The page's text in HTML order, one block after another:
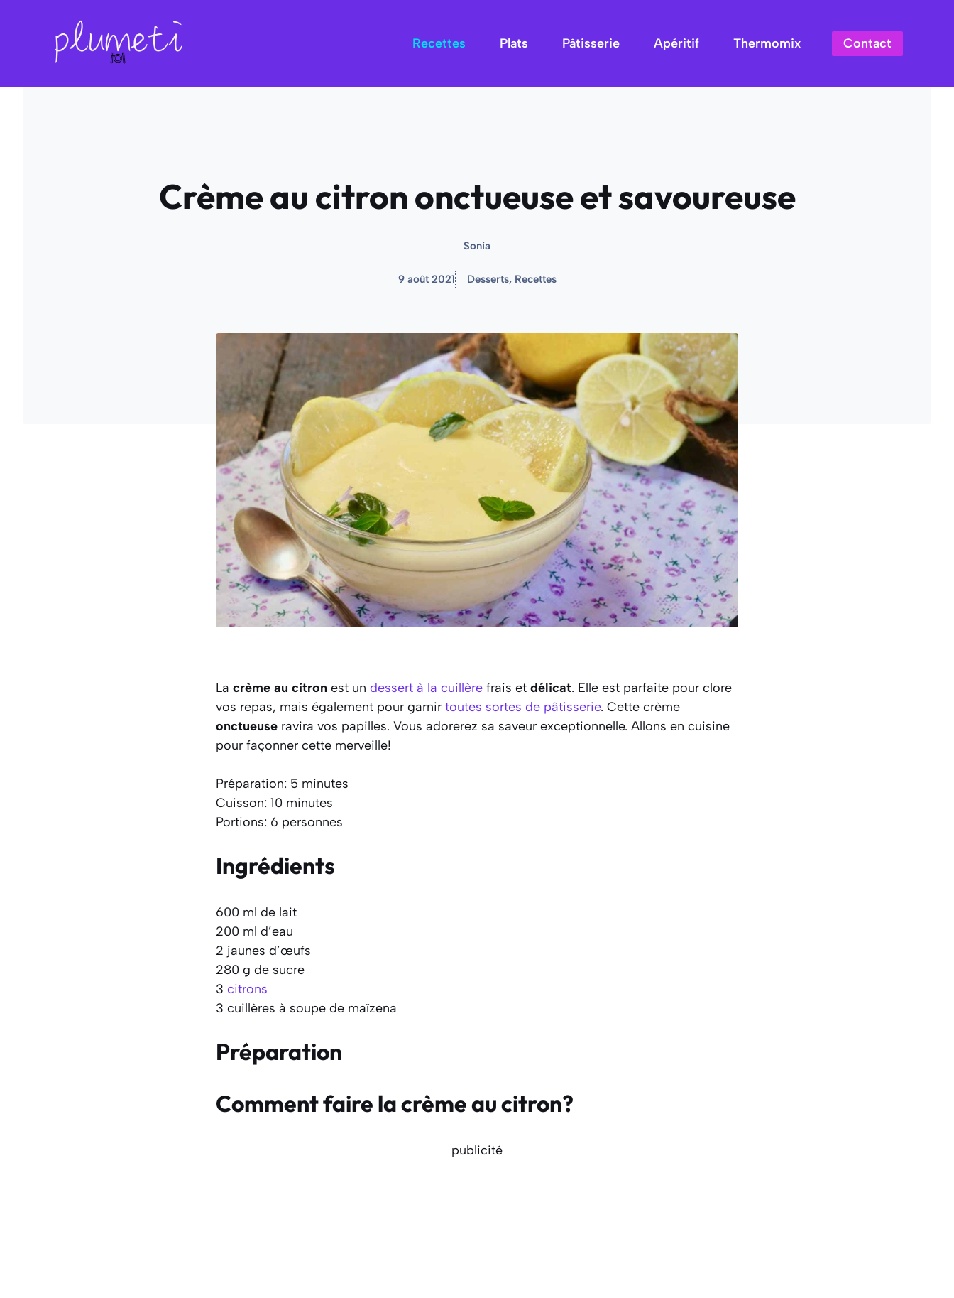
Recettes Plats Pâtisserie Apéritif Thermomix Contact
Crème au citron onctueuse et savoureuse
Sonia
9 août 2021 Desserts, Recettes
La crème au citron est un dessert à la cuillère frais et délicat. Elle est parfaite pour clore
vos repas, mais également pour garnir toutes sortes de pâtisserie. Cette crème
onctueuse ravira vos papilles. Vous adorerez sa saveur exceptionnelle. Allons en cuisine
pour façonner cette merveille!
Préparation: 5 minutes
Cuisson: 10 minutes
Portions: 6 personnes
Ingrédients
600 ml de lait
200 ml d’eau
2 jaunes d’œufs
280 g de sucre
3 citrons
3 cuillères à soupe de maïzena
Préparation
Comment faire la crème au citron?
publicité